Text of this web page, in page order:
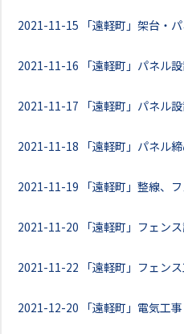
2021-11-15 「遠軽町」架台・
2021-11-16 「遠軽町」パネル
2021-11-17 「遠軽町」パネル
2021-11-18 「遠軽町」パネル
2021-11-19 「遠軽町」整線、
2021-11-20 「遠軽町」フェン
2021-11-22 「遠軽町」フェン
2021-12-20 「遠軽町」電気工事